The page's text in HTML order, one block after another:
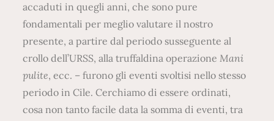
accaduti in quegli anni, che sono pure
fondamentali per meglio valutare il nostro
presente, a partire dal periodo susseguente al
crollo dell’URSS, alla truffaldina operazioneMani
pulite, ecc. – furono gli eventi svoltisi nello stesso
periodo in Cile. Cerchiamo di essere ordinati,
cosa non tanto facile data la somma di eventi, tra